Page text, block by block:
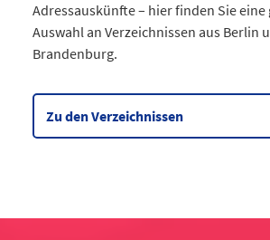
2013
7
2014
8
2015
8
2022
2
Adressauskünfte – hier finden Sie eine
Auswahl an Verzeichnissen aus Berlin
Brandenburg.
Zu den Verzeichnissen